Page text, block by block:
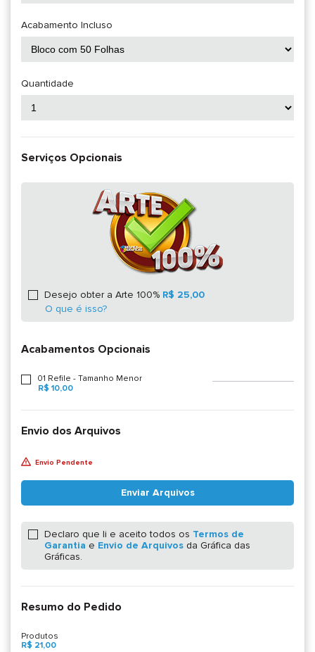
Acabamento Incluso
Quantidade
Serviços Opcionais
Desejo obter a Arte 100% R$ 25,00
O que é isso?
Acabamentos Opcionais
01 Refile - Tamanho Menor
R$ 10,00
Envio dos Arquivos
Envio Pendente
Enviar Arquivos
Declaro que li e aceito todos os Termos de
Garantia e Envio de Arquivos da Gráfica das
Gráficas.
Resumo do Pedido
Produtos
R$ 21,00